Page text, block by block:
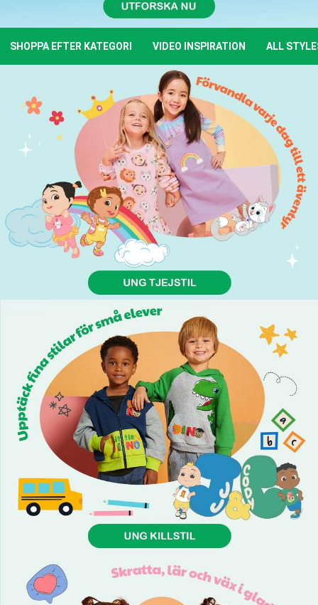
SHOPPA EFTER KATEGORI VIDEO INSPIRATION ALL